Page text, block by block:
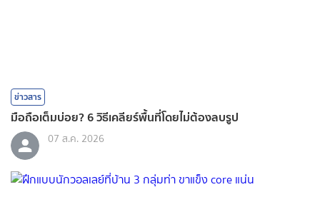
ข่าวสาร
มือถือเต็มบ่อย? 6 วิธีเคลียร์พื้นที่โดยไม่ต้องลบรูป
07 ส.ค. 2026